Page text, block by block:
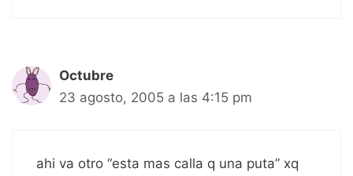
Octubre
23 agosto, 2005 a las 4:15 pm
ahi va otro “esta mas calla q una puta” xq